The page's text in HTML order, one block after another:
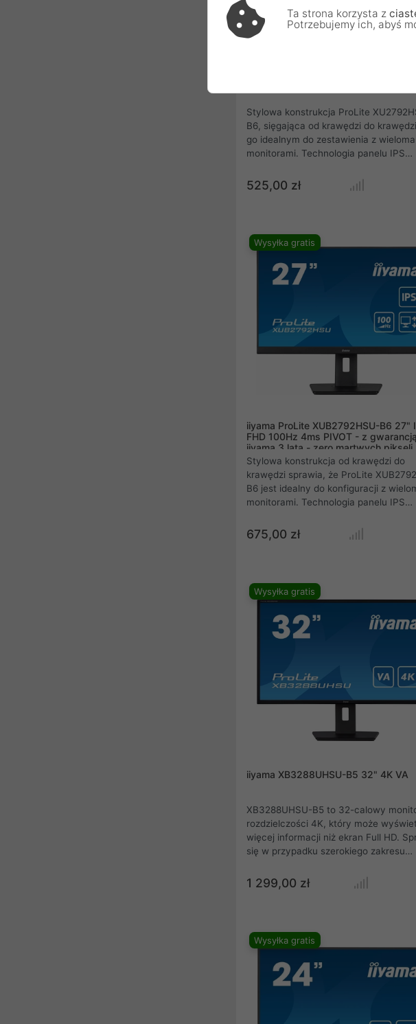
Stylowa konstrukcja ProLite
B6, sięgająca od krawędzi do
go idealnym do zestawienia z wieloma
monitorami. Technologia panelu IPS
kolorów, oraz szerokie kąty widzenia.
częstotliwości odświeżania
poprawy płynności obrazu. Dodatkowo,
monitor jest wyposażony w głośniki,
portowy hub USB 3.2, gniazdo
słuchawkowe, złącza HDMI i
także funkcję redukcji niebieskiego
celu zmniejszenia zmęczenia oczu i
zwiększenia komfortu użytkownika.
525,00 zł
Wysyłka gratis
iiyama ProLite XUB2792HSU-B6 27"
FHD 100Hz 4ms PIVOT - z gwarancją
iiyama 3 lata - zero martwych pikseli
Stylowa konstrukcja od krawędzi do
krawędzi sprawia, że ProLite
B6 jest idealny do konfiguracji z
monitorami. Technologia panelu IPS
kolorów oraz szerokie kąty widzenia.
Częstotliwość odświeżania 100 Hz
portowy hub USB 3.2, gniazdo
słuchawkowe, złącza HDMI i
celu zmniejszenia zmęczenia oczu
ergonomiczną podstawę z regulacją
optymalny komfort użytkowania.
675,00 zł
Wysyłka gratis
iiyama XB3288UHSU-B5 32" 4K VA
XB3288UHSU-B5 to 32-calowy
rozdzielczości 4K, który może
więcej informacji niż ekran Full HD.
się w przypadku szerokiego zakresu
ponadprzeciętnego obszaru widzenia,
jak przygotowywanie materiałów do
internetowych. Matryca VA zapewnia
doskonałe odwzorowanie kolorów,
poziom kontrastu i szerokie kąty
HDMI, DisplayPort i gniazdo
zapewniają kompatybilność z różnymi
1 299,00 zł
Wysyłka gratis
Ta strona korzysta z
Potrzebujemy ich, abyś